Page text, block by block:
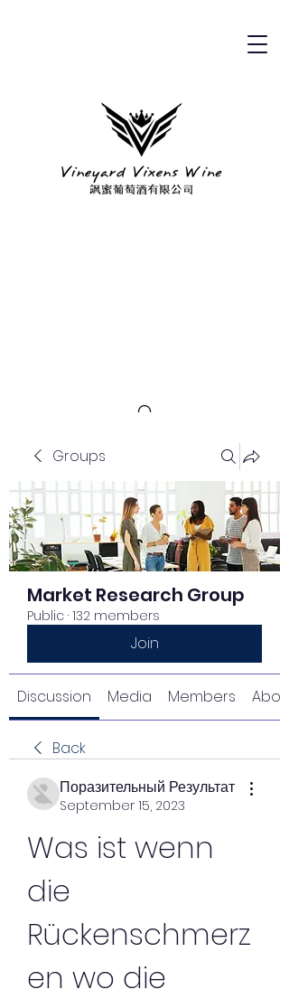
Groups
Market Research Group
Public · 132 members
Join
Discussion Media Members About
Back
Поразительный Результат
September 15, 2023
Was ist wenn
die
Rückenschmerz
en wo die